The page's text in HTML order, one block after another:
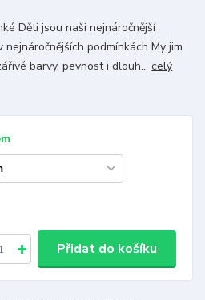
Děti jsou naši nejnáročnější
podmínkách My jim
barvy, pevnost i dlouh...celý
Přidat do košíku